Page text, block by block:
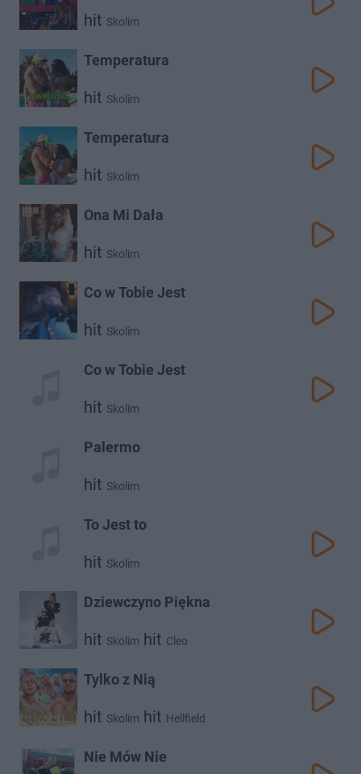
hit Skolim
Temperatura
hit Skolim
Temperatura
hit Skolim
Ona Mi Dała
hit Skolim
Co w Tobie Jest
hit Skolim
Co w Tobie Jest
hit Skolim
Palermo
hit Skolim
To Jest to
hit Skolim
Dziewczyno Piękna
hit Skolim hit Cleo
Tylko z Nią
hit Skolim hit Hellfield
Nie Mów Nie